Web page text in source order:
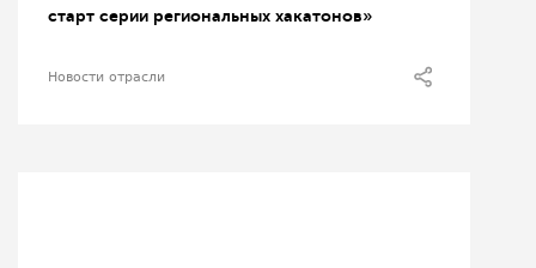
старт серии региональных хакатонов»
Новости отрасли